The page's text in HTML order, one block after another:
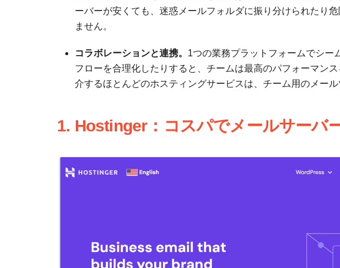
ーバーが安くても、迷惑メールフォルダに振り分けられたり
ません。
コラボレーションと連携。 1つの業務プラットフォームでシー
フローを合理化したりすると、チームは最高のパフォーマン
介するほとんどのホスティングサービスは、チーム用のメール
1. Hostinger：コスパでメールサーバ